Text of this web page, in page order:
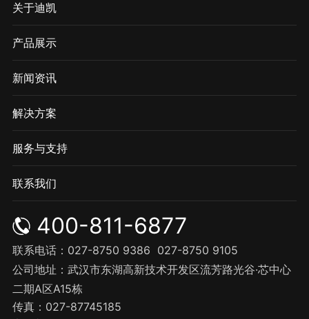
关于迪凯
产品展示
新闻资讯
解决方案
服务与支持
联系我们
400-811-6877
联系电话：027-8750 9386 027-8750 9105
公司地址：武汉市东湖高新技术开发区流芳路光谷·芯中心
二期A区A15栋
传真：027-87745185